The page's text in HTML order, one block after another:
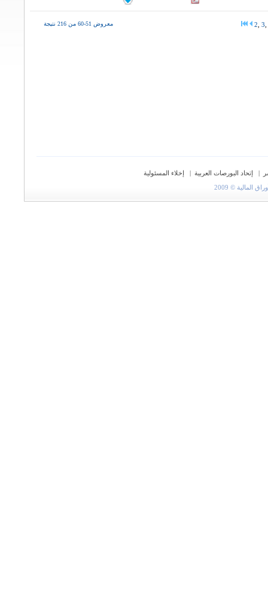
معروض 51-60 من 216 نتيجة 2 3
| إتحاد البورصات العربية |
إخلاء المسئولية
© 2009